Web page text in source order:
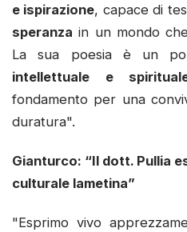
e ispirazione, capace di
speranza in un mondo
La sua poesia è un
intellettuale e
fondamento per una
duratura".
Gianturco: “Il dott. Pullia
culturale lametina”
"Esprimo vivo